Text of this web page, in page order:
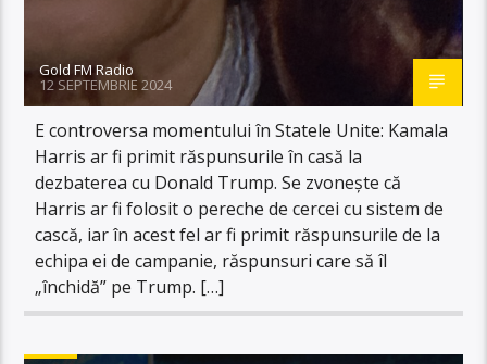
Gold FM Radio
12 SEPTEMBRIE 2024
E controversa momentului în Statele Unite: Kamala
Harris ar fi primit răspunsurile în casă la
dezbaterea cu Donald Trump. Se zvonește că
Harris ar fi folosit o pereche de cercei cu sistem de
cască, iar în acest fel ar fi primit răspunsurile de la
echipa ei de campanie, răspunsuri care să îl
„închidă” pe Trump. […]